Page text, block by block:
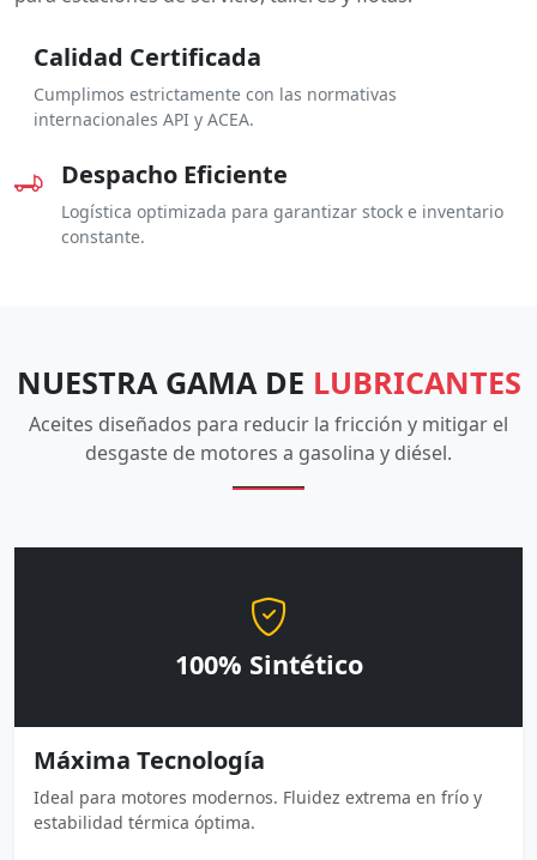
Calidad Certificada
Cumplimos estrictamente con las normativas
internacionales API y ACEA.
Despacho Eficiente
Logística optimizada para garantizar stock e inventario
constante.
NUESTRA GAMA DE LUBRICANTES
Aceites diseñados para reducir la fricción y mitigar el
desgaste de motores a gasolina y diésel.
100% Sintético
Máxima Tecnología
Ideal para motores modernos. Fluidez extrema en frío y
estabilidad térmica óptima.